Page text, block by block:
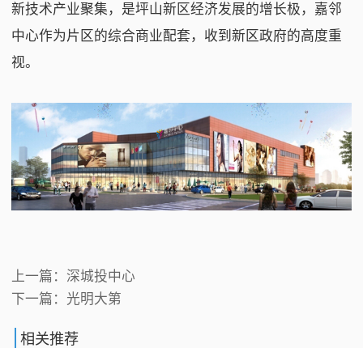
新技术产业聚集，是坪山新区经济发展的增长极，嘉邻
中心作为片区的综合商业配套，收到新区政府的高度重
视。
上一篇： 深城投中心
下一篇： 光明大第
相关推荐